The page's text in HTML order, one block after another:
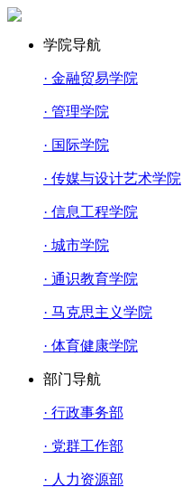
学院导航
· 金融贸易学院
· 管理学院
· 国际学院
· 传媒与设计艺术学院
· 信息工程学院
· 城市学院
· 通识教育学院
· 马克思主义学院
· 体育健康学院
部门导航
· 行政事务部
· 党群工作部
· 人力资源部